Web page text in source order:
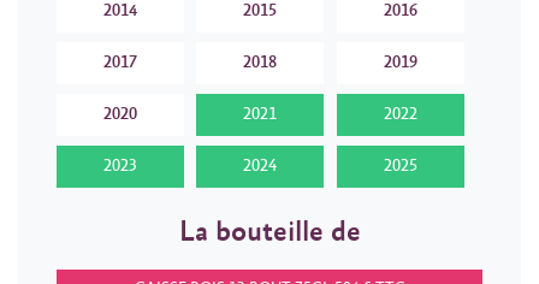
2014 2015 2016
2017 2018 2019
2020 2021 2022
2023 2024 2025
La bouteille de